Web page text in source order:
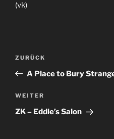
(vk)
Beitragsnavigation
Vorheriger
Beitrag
ZURÜCK
A Place to Bury
Nächster
Beitrag
WEITER
ZK ‎– Eddie’s Salon